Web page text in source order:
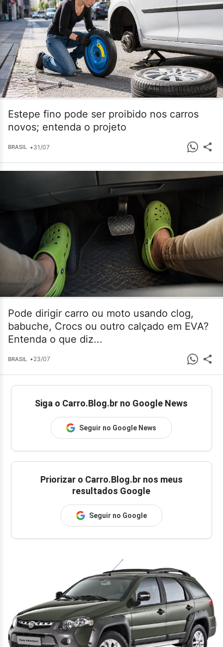
Estepe fino pode ser proibido nos carros
novos; entenda o projeto
BRASIL •31/07
Pode dirigir carro ou moto usando clog,
babuche, Crocs ou outro calçado em EVA?
Entenda o que diz...
BRASIL •23/07
Siga o Carro.Blog.br no Google News
Seguir no Google News
Priorizar o Carro.Blog.br nos meus
resultados Google
Seguir no Google